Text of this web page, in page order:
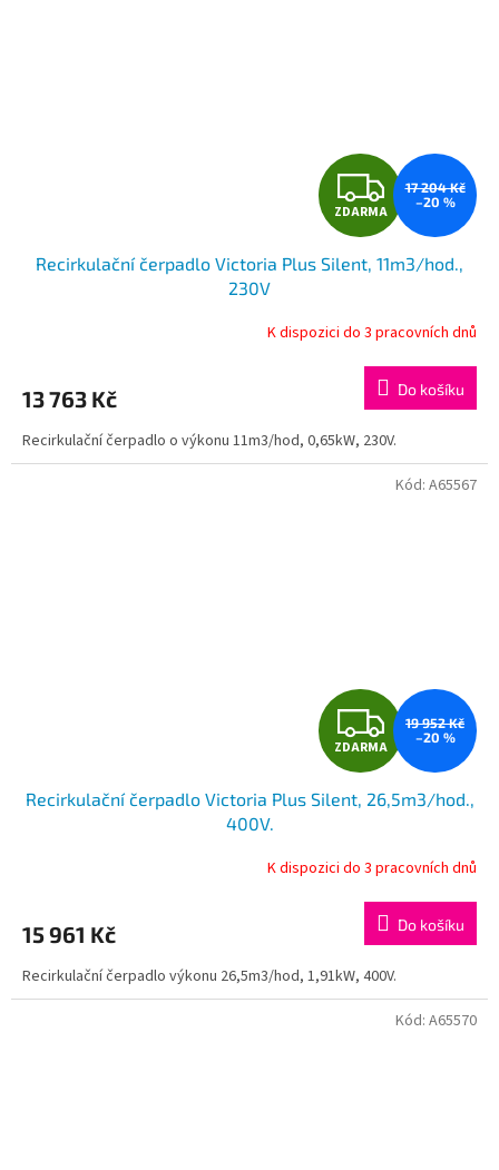
Z
D
A
R
M
A
ZDARMA
17 204 Kč
–20 %
Recirkulační čerpadlo Victoria Plus Silent, 11m3/hod.,
230V
K dispozici do 3 pracovních dnů
13 763 Kč Do košíku
Recirkulační čerpadlo o výkonu 11m3/hod, 0,65kW, 230V.
Z
D
A
R
M
A
ZDARMA
19 952 Kč
–20 %
Recirkulační čerpadlo Victoria Plus Silent, 26,5m3/hod.,
400V.
K dispozici do 3 pracovních dnů
15 961 Kč Do košíku
Recirkulační čerpadlo výkonu 26,5m3/hod, 1,91kW, 400V.
Kód: A65567
Kód: A65570